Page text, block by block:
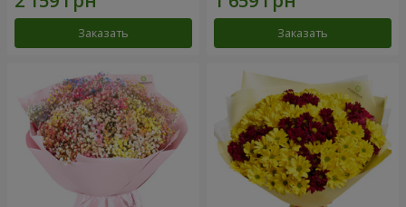
Заказать Заказать